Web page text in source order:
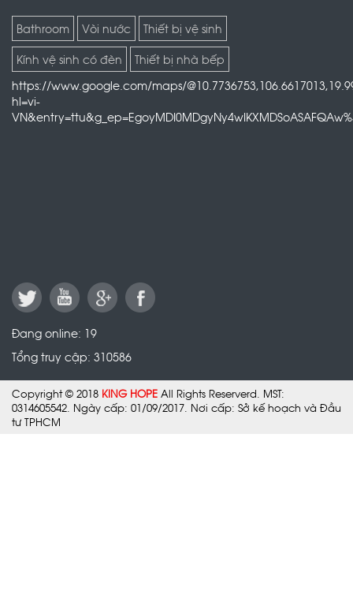
15.224.000 VNĐ
Bathroom Vòi nước Thiết bị vệ sinh
Kính vệ sinh có đèn
Thiết bị nhà bếp
https://www.google.com/maps/
hl=vi-
Đang online: 19
Tổng truy cập: 310586
Copyright © 2018 KING HOPE All Rights Reserverd. MST:
0314605542. Ngày cấp: 01/09/2017. Nơi cấp: Sở kế hoạch và Đầu
tư TPHCM